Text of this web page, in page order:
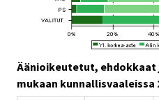
Äänioikeutetut,
mukaan kunnallisvaaleissa